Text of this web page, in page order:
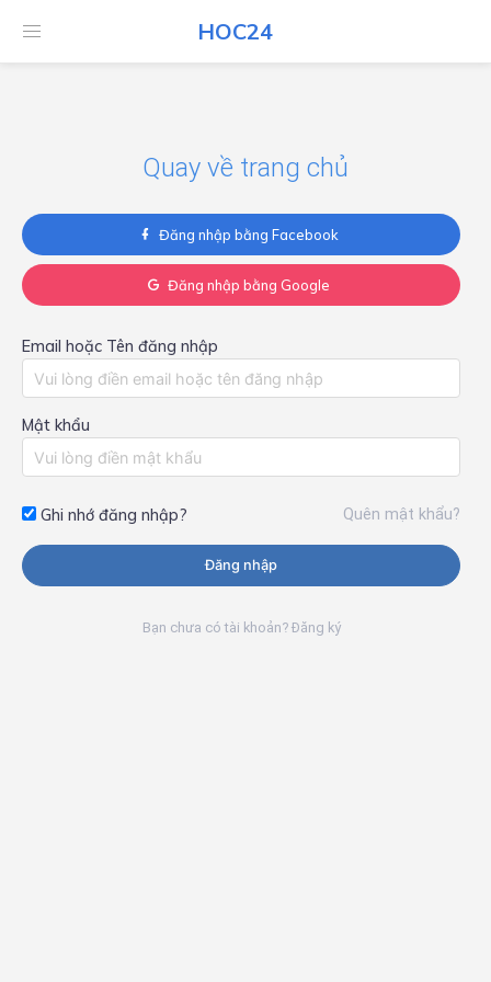
HOC24
HOC24
Quay về trang chủ
Đăng nhập bằng Facebook
Đăng nhập bằng Google
Email hoặc Tên đăng nhập
Mật khẩu
Ghi nhớ đăng nhập? Quên mật khẩu?
Đăng nhập
Bạn chưa có tài khoản? Đăng ký